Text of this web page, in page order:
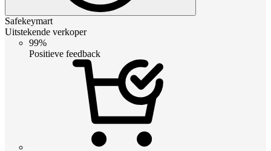
Safekeymart
Uitstekende verkoper
99%
Positieve feedback